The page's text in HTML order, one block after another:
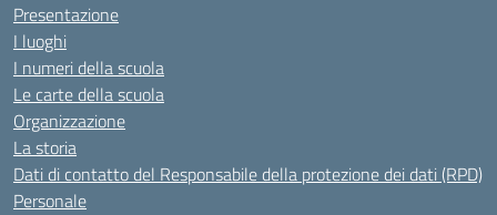
Presentazione
I luoghi
I numeri della scuola
Le carte della scuola
Organizzazione
La storia
Dati di contatto del Responsabile della protezione dei dati (RPD)
Personale